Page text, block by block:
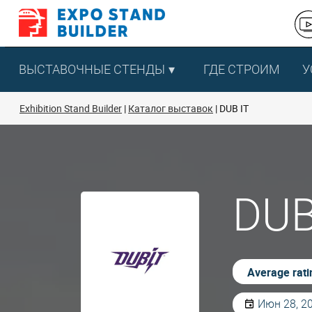
Перейти
содержанию
ВЫСТАВОЧНЫЕ СТЕНДЫ ГДЕ СТРОИМ
Exhibition Stand Builder Каталог выставок DUB IT
Average
Июн 28,